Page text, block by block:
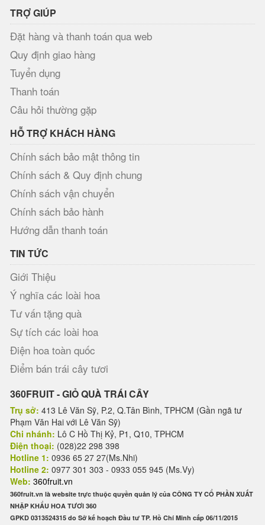
TRỢ GIÚP
Đặt hàng và thanh toán qua web
Quy định giao hàng
Tuyển dụng
Thanh toán
Câu hỏi thường gặp
HỖ TRỢ KHÁCH HÀNG
Chính sách bảo mật thông tin
Chính sách & Quy định chung
Chính sách vận chuyển
Chính sách bảo hành
Hướng dẫn thanh toán
TIN TỨC
Giới Thiệu
Ý nghĩa các loài hoa
Tư vấn tặng quà
Sự tích các loài hoa
Điện hoa toàn quốc
Điểm bán trái cây tươi
360FRUIT - GIỎ QUÀ TRÁI CÂY
Trụ sở: 413 Lê Văn Sỹ, P.2, Q.Tân Bình, TPHCM (Gần ngã tư
Phạm Văn Hai với Lê Văn Sỹ)
Chi nhánh: Lô C Hồ Thị Kỷ, P1, Q10, TPHCM
Điện thoại: (028)22 298 398
Hotline 1: 0936 65 27 27(Ms.Nhi)
Hotline 2: 0977 301 303 - 0933 055 945 (Ms.Vy)
Web: 360fruit.vn
360fruit.vn là website trực thuộc quyền quản lý của CÔNG TY CỔ PHẦN XUẤT
NHẬP KHẨU HOA TƯƠI 360
GPKD 0313524315 do Sở kế hoạch Đầu tư TP. Hồ Chí Minh cấp 06/11/2015